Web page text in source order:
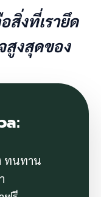
งที่เรายึด
สูงสุดของ
ล:
ทนทาน